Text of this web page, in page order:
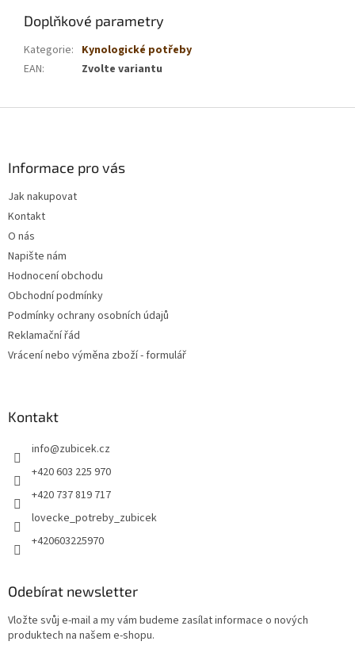
Doplňkové parametry
Kategorie: Kynologické potřeby
EAN: Zvolte variantu
Informace pro vás
Jak nakupovat
Kontakt
O nás
Napište nám
Hodnocení obchodu
Obchodní podmínky
Podmínky ochrany osobních údajů
Reklamační řád
Vrácení nebo výměna zboží - formulář
Kontakt
info@zubicek.cz
+420 603 225 970
+420 737 819 717
lovecke_potreby_zubicek
+420603225970
Odebírat newsletter
Vložte svůj e-mail a my vám budeme zasílat informace o nových
produktech na našem e-shopu.